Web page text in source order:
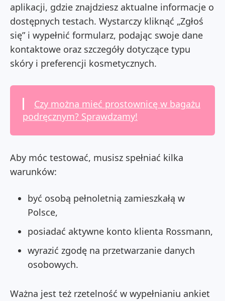
aplikacji, gdzie znajdziesz aktualne informacje o
dostępnych testach. Wystarczy kliknąć „Zgłoś
się” i wypełnić formularz, podając swoje dane
kontaktowe oraz szczegóły dotyczące typu
skóry i preferencji kosmetycznych.
Czy można mieć prostownicę w bagażu
podręcznym? Sprawdzamy!
Aby móc testować, musisz spełniać kilka
warunków:
być osobą pełnoletnią zamieszkałą w
Polsce,
posiadać aktywne konto klienta Rossmann,
wyrazić zgodę na przetwarzanie danych
osobowych.
Ważna jest też rzetelność w wypełnianiu ankiet